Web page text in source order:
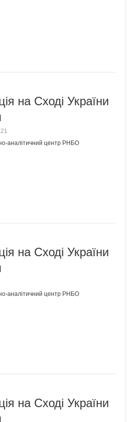
на Сході України
аналітичний центр РНБО
на Сході України
аналітичний центр РНБО
на Сході України